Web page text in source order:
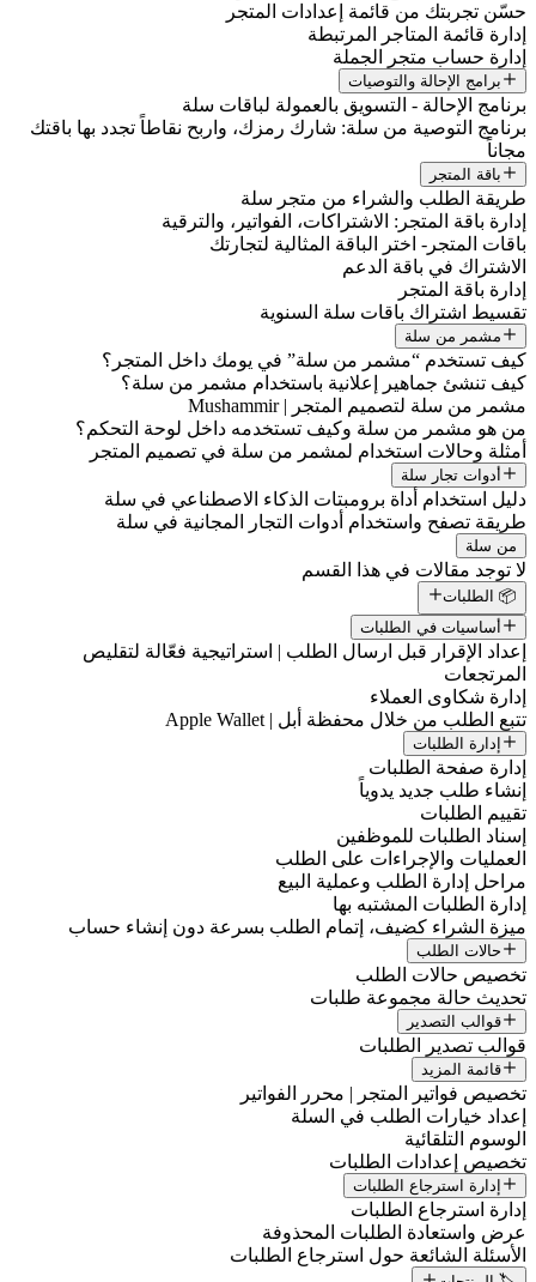
حسّن تجربتك من قائمة إعدادات المتجر
إدارة قائمة المتاجر المرتبطة
إدارة حساب متجر الجملة
برامج الإحالة والتوصيات
برنامج الإحالة - التسويق بالعمولة لباقات سلة
برنامج التوصية من سلة: شارك رمزك، واربح نقاطاً تجدد بها باقتك
مجاناً
باقة المتجر
طريقة الطلب والشراء من متجر سلة
إدارة باقة المتجر: الاشتراكات، الفواتير، والترقية
باقات المتجر- اختر الباقة المثالية لتجارتك
الاشتراك في باقة الدعم
إدارة باقة المتجر
تقسيط اشتراك باقات سلة السنوية
مشمر من سلة
كيف تستخدم “مشمر من سلة” في يومك داخل المتجر؟
كيف تنشئ جماهير إعلانية باستخدام مشمر من سلة؟
مشمر من سلة لتصميم المتجر | Mushammir
من هو مشمر من سلة وكيف تستخدمه داخل لوحة التحكم؟
أمثلة وحالات استخدام لمشمر من سلة في تصميم المتجر
أدوات تجار سلة
دليل استخدام أداة برومبتات الذكاء الاصطناعي في سلة
طريقة تصفح واستخدام أدوات التجار المجانية في سلة
من سلة
لا توجد مقالات في هذا القسم
📦 الطلبات
أساسيات في الطلبات
إعداد الإقرار قبل ارسال الطلب | استراتيجية فعّالة لتقليص
المرتجعات
إدارة شكاوى العملاء
تتبع الطلب من خلال محفظة أبل | Apple Wallet
إدارة الطلبات
إدارة صفحة الطلبات
إنشاء طلب جديد يدوياً
تقييم الطلبات
إسناد الطلبات للموظفين
العمليات والإجراءات على الطلب
مراحل إدارة الطلب وعملية البيع
إدارة الطلبات المشتبه بها
ميزة الشراء كضيف، إتمام الطلب بسرعة دون إنشاء حساب
حالات الطلب
تخصيص حالات الطلب
تحديث حالة مجموعة طلبات
قوالب التصدير
قوالب تصدير الطلبات
قائمة المزيد
تخصيص فواتير المتجر | محرر الفواتير
إعداد خيارات الطلب في السلة
الوسوم التلقائية
تخصيص إعدادات الطلبات
إدارة استرجاع الطلبات
إدارة استرجاع الطلبات
عرض واستعادة الطلبات المحذوفة
الأسئلة الشائعة حول استرجاع الطلبات